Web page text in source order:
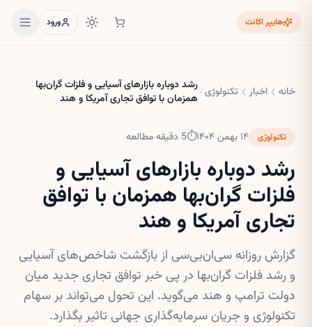
هایپر اکانت ورود
خانه اخبار تکنولوژی رشد دوباره بازارهای آسیایی و فلزات گران‌بها
همزمان با توافق تجاری آمریکا و هند
تکنولوژی ۱۴ بهمن ۱۴۰۴ ⏱
5 دقیقه مطالعه
رشد دوباره بازارهای آسیایی و
فلزات گران‌بها همزمان با توافق
تجاری آمریکا و هند
گزارش روزانه سی‌ان‌بی‌سی از بازگشت شاخص‌های آسیایی
و رشد فلزات گران‌بها در پی خبر توافق تجاری جدید میان
دولت ترامپ و هند می‌گوید. این تحول می‌تواند بر سهام
تکنولوژی و جریان سرمایه‌گذاری جهانی تاثیر بگذارد.